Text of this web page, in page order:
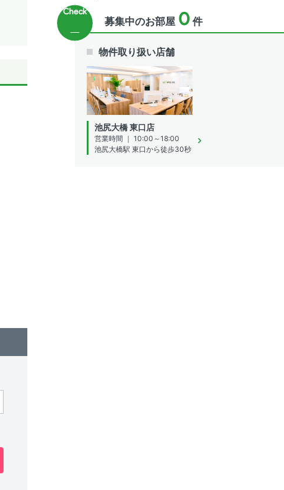
募集中のお部屋 0 件
物件取り扱い店舗
池尻大橋 東口店
営業時間 ｜ 10:00～18:00
池尻大橋駅 東口から徒歩30秒